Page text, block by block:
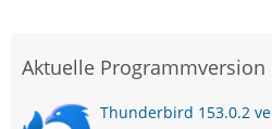
Aktuelle Programmversion
Thunderbird 153.0.2